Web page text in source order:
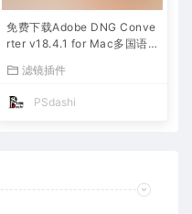
免费下载Adobe DNG Conve
rter v18.4.1 for Mac多国语
照片格式转换器Lrc数字负片P
滤镜插件
PSdashi